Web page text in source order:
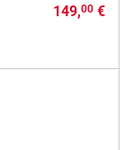
149,00€